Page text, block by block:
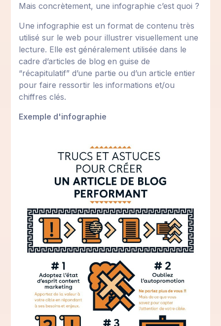
Mais concrètement, une infographie c’est quoi ?
Une infographie est un format de contenu très
utilisé sur le web pour illustrer visuellement une
lecture. Elle est généralement utilisée dans le
cadre d’articles de blog en guise de
“récapitulatif” d’une partie ou d’un article entier
pour faire ressortir les informations et/ou
chiffres clés.
Exemple d'infographie